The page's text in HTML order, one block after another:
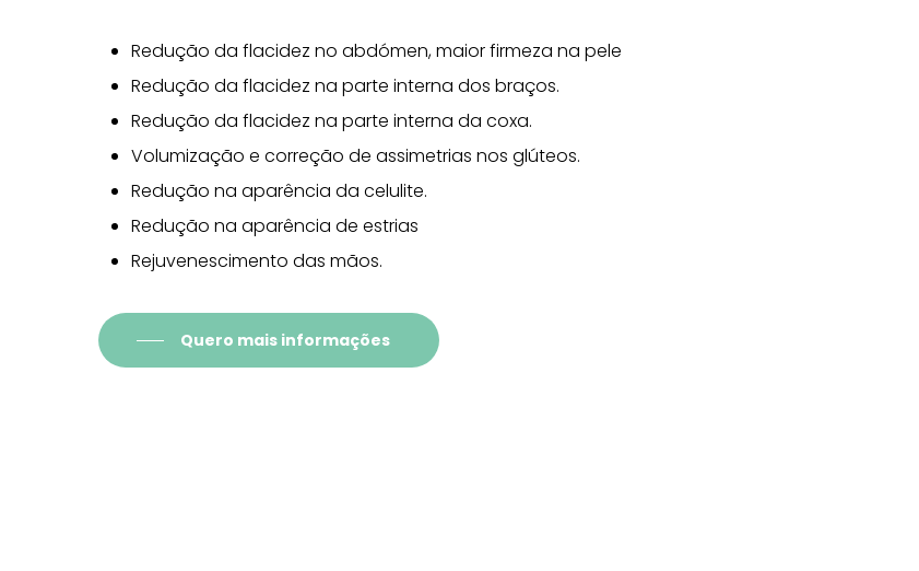
Redução da flacidez no abdómen, maior firmeza na pele
Redução da flacidez na parte interna dos braços.
Redução da flacidez na parte interna da coxa.
Volumização e correção de assimetrias nos glúteos.
Redução na aparência da celulite.
Redução na aparência de estrias
Rejuvenescimento das mãos.
Quero mais informações